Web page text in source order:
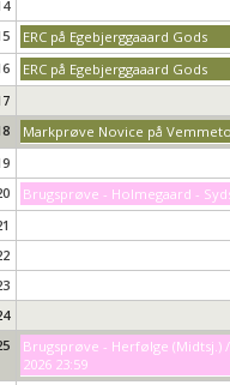
ERC på Egebjerggaaard Gods
ERC på Egebjerggaaard Gods
Markprøve Novice på
Brugsprøve - Holmegaard -
Brugsprøve - Herfølge (Midtsj.)
2026 23:59